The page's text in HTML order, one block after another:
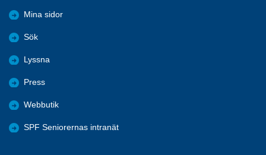
Mina sidor
Sök
Lyssna
Press
Webbutik
SPF Seniorernas intranät